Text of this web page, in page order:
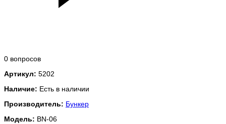
0 вопросов
Артикул: 5202
Наличие: Есть в наличии
Производитель: Бункер
Модель: BN-06